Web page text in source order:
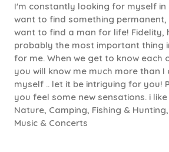
I'm constantly looking for myself in
want to find something permanent,
want to find a man for life! Fidelity,
probably the most important thing
for me. When we get to know each
you will know me much more than
myself .. let it be intriguing for you!
you feel some new sensations. i
Nature, Camping, Fishing &
Music & Concerts